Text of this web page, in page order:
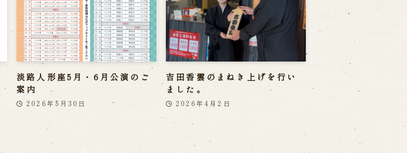
淡路人形座5月・6月公演のご
案内
2026年5月30日
吉田香雲のまねき上げを行い
ました。
2026年4月2日